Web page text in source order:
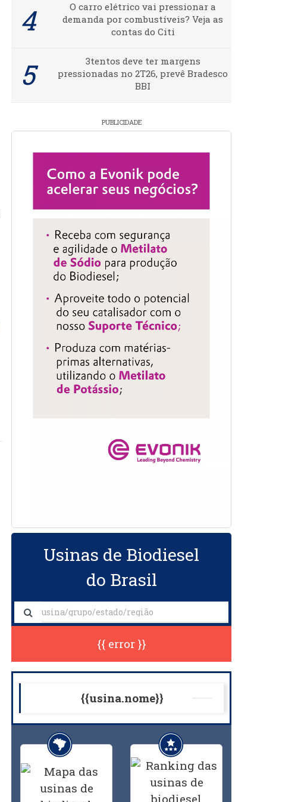
O carro elétrico vai pressionar a
demanda por combustíveis? Veja as
contas do Citi
3tentos deve ter margens
pressionadas no 2T26, prevê Bradesco
BBI
PUBLICIDADE
Usinas de Biodiesel
do Brasil
{{ error }}
{{usina.nome}}